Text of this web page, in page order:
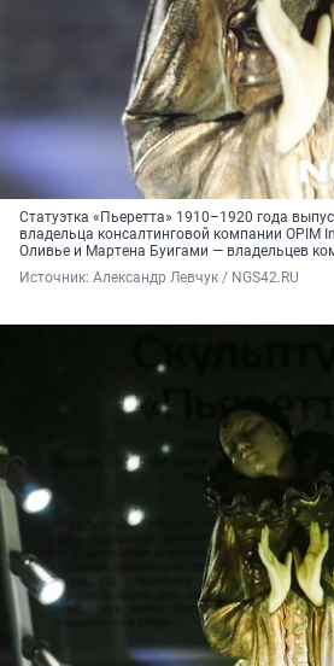
Статуэтка «Пьеретта» 1910–1920 года
владельца консалтинговой компании OPIM
Оливье и Мартена Буигами — владельцев
Источник: Александр Левчук / NGS42.RU